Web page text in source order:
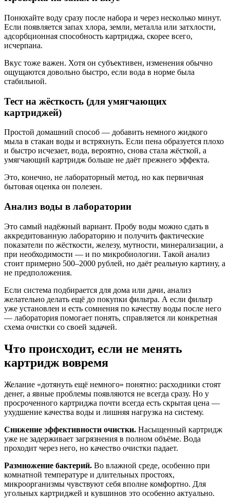
Понюхайте воду сразу после набора и через несколько минут.
Если появляется запах хлора, земли, металла или затхлости,
адсорбционная способность картриджа, скорее всего,
исчерпана.
Вкус тоже важен. Хотя он субъективен, изменения обычно
ощущаются довольно быстро, если вода в норме была
стабильной.
Тест на жёсткость (для умягчающих
картриджей)
Простой домашний способ — добавить немного жидкого
мыла в стакан воды и встряхнуть. Если пена образуется плохо
и быстро исчезает, вода, вероятно, снова стала жёсткой, а
умягчающий картридж больше не даёт прежнего эффекта.
Это, конечно, не лабораторный метод, но как первичная
бытовая оценка он полезен.
Анализ воды в лаборатории
Это самый надёжный вариант. Пробу воды можно сдать в
аккредитованную лабораторию и получить фактические
показатели по жёсткости, железу, мутности, минерализации, а
при необходимости — и по микробиологии. Такой анализ
стоит примерно 500–2000 рублей, но даёт реальную картину, а
не предположения.
Если система подбирается для дома или дачи, анализ
желательно делать ещё до покупки фильтра. А если фильтр
уже установлен и есть сомнения по качеству воды после него
— лаборатория помогает понять, справляется ли конкретная
схема очистки со своей задачей.
Что происходит, если не менять
картридж вовремя
Желание «дотянуть ещё немного» понятно: расходники стоят
денег, а явные проблемы появляются не всегда сразу. Но у
просроченного картриджа почти всегда есть скрытая цена —
ухудшение качества воды и лишняя нагрузка на систему.
Снижение эффективности очистки. Насыщенный картридж
уже не задерживает загрязнения в полном объёме. Вода
проходит через него, но качество очистки падает.
Размножение бактерий. Во влажной среде, особенно при
комнатной температуре и длительных простоях,
микроорганизмы чувствуют себя вполне комфортно. Для
угольных картриджей и кувшинов это особенно актуально.